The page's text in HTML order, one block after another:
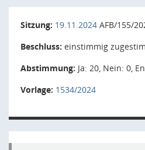
Sitzung: 19.11.2024 AFB/155/
Beschluss: einstimmig
Abstimmung: Ja: 20, Nein: 0,
Vorlage: 1534/2024